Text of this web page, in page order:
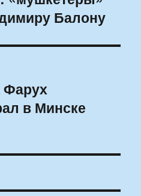
Балону
Фарух
в Минске